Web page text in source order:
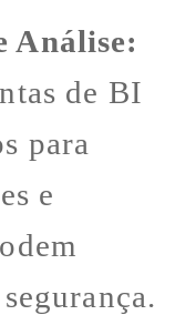
Análise:
de BI
para
e